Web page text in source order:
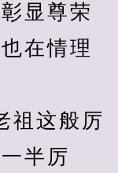
显尊荣
在情理
这般厉
半厉